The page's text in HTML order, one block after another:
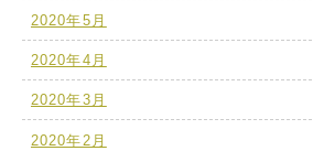
2020年5月
2020年4月
2020年3月
2020年2月